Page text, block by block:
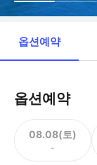
옵션예약
옵션예약
08.08(토)
-